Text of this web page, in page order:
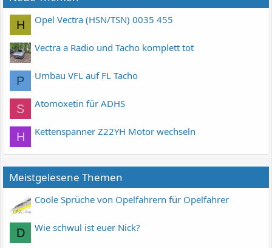
H Opel Vectra (HSN/TSN) 0035 455
Vectra a Radio und Tacho komplett tot
P Umbau VFL auf FL Tacho
S Atomoxetin für ADHS
H Kettenspanner Z22YH Motor wechseln
Meistgelesene Themen
Coole Sprüche von Opelfahrern für Opelfahrer
D Wie schwul ist euer Nick?